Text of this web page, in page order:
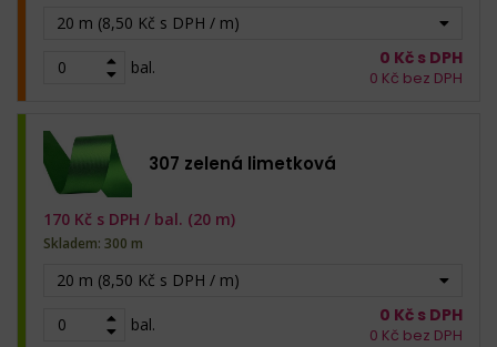
20 m (8,50 Kč s DPH / m)
bal. 0 Kč s DPH
0 Kč bez DPH
307 zelená limetková
20 m (8,50 Kč s DPH / m)
bal.
170 Kč s DPH / bal. (20 m)
Skladem: 300 m
0 Kč s DPH
0 Kč bez DPH